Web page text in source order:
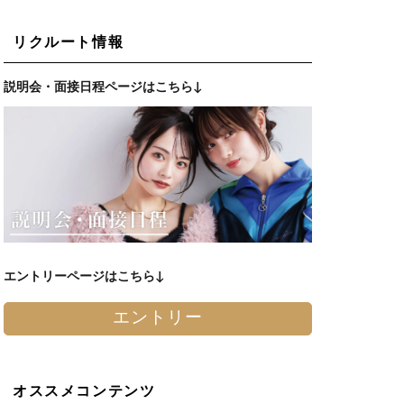
リクルート情報
説明会・面接日程ページはこちら↓
エントリーページはこちら↓
エントリー
オススメコンテンツ